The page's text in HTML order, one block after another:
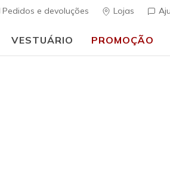
Pedidos e devoluções Lojas
VESTUÁRIO PROMOÇÃO